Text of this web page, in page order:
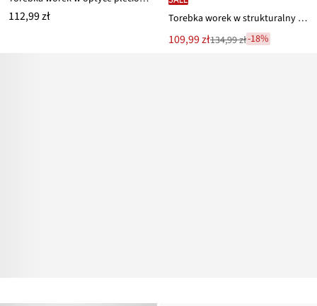
112,99 zł Torebka worek w strukturalny wzór
Nowa
cena
109,99 zł
Przeceniono134,99 zł-18%